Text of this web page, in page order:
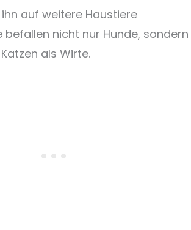
auf weitere Haustiere
befallen nicht nur Hunde, sondern
als Wirte.